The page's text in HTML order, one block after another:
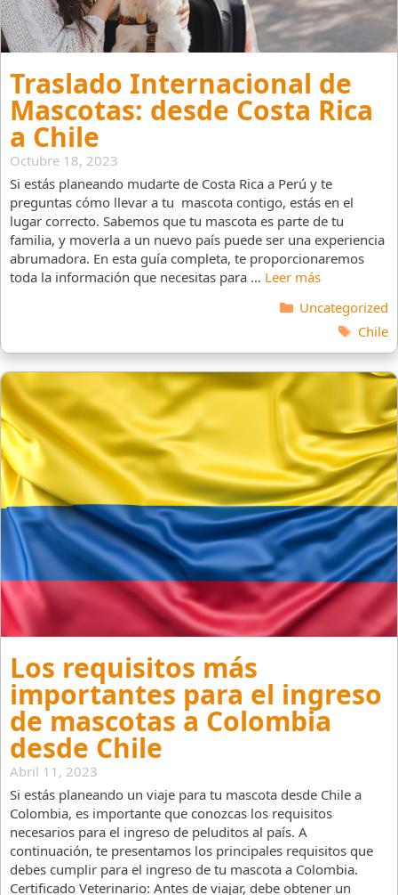
Traslado Internacional de
Mascotas: desde Costa Rica
a Chile
Octubre 18, 2023
Si estás planeando mudarte de Costa Rica a Perú y te
preguntas cómo llevar a tu mascota contigo, estás en el
lugar correcto. Sabemos que tu mascota es parte de tu
familia, y moverla a un nuevo país puede ser una experiencia
abrumadora. En esta guía completa, te proporcionaremos
toda la información que necesitas para … Leer más
Categorías
Uncategorized
Chile
Los requisitos más
importantes para el ingreso
de mascotas a Colombia
desde Chile
Abril 11, 2023
Si estás planeando un viaje para tu mascota desde Chile a
Colombia, es importante que conozcas los requisitos
necesarios para el ingreso de peluditos al país. A
continuación, te presentamos los principales requisitos que
debes cumplir para el ingreso de tu mascota a Colombia.
Certificado Veterinario: Antes de viajar, debe obtener un